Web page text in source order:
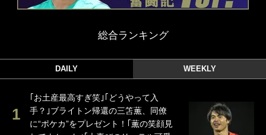
総合ランキング
DAILY WEEKLY
｢お土産最高すぎ笑｣｢どうやって入
手？｣ブライトン帰還の三笘薫、同僚
に“ポケカ”をプレゼント！｢薫の笑顔見